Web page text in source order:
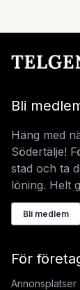
Bli
Häng med
Södertälje!
stad och ta
löning. Helt
Bli medlem
För
Annonsplatser